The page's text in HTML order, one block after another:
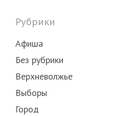
Рубрики
Афиша
Без рубрики
Верхневолжье
Выборы
Город